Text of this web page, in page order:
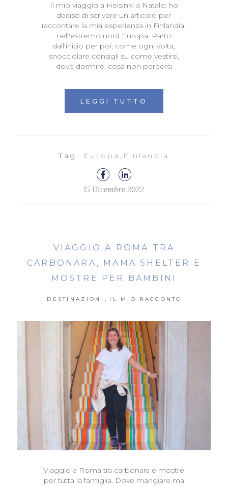
Il mio viaggio a Helsinki a Natale: ho
deciso di scrivere un articolo per
raccontare la mia esperienza in Finlandia,
nell'estremo nord Europa. Parto
dall'inizio per poi, come ogni volta,
snocciolare consigli su come vestirsi,
dove dormire, cosa non perdersi
LEGGI TUTTO
Tag: Europa , Finlandia
15 Dicembre 2022
VIAGGIO A ROMA TRA
CARBONARA, MAMA SHELTER E
MOSTRE PER BAMBINI
DESTINAZIONI IL MIO RACCONTO
Viaggio a Roma tra carbonara e mostre
per tutta la famiglia. Dove mangiare ma